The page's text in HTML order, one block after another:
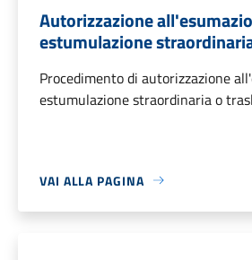
Autorizzazione
estumulazione
Procedimento di autorizzazione
estumulazione straordinaria o
VAI ALLA PAGINA